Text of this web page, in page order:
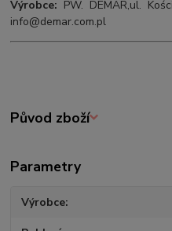
Výrobce: PW. DEMAR,ul.
info@demar.com.pl
Původ zboží
Parametry
Výrobce